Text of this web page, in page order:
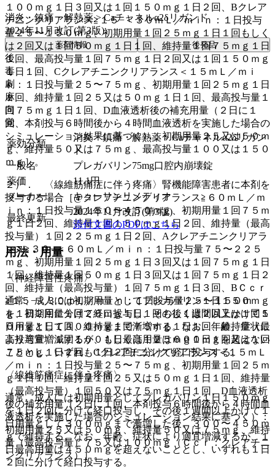
１００ｍｇ１日３回又は１回１５０ｍｇ１日２回、Bクレア
チニンクリアランス≧１５−＜３０ｍＬ／ｍｉｎ：１日投与
量２５〜１５０ｍｇ、初期用量１回２５ｍｇ１日１回もしく
は２回又は１回５０ｍｇ１日１回、維持量１回７５ｍｇ１日
１回、最高投与量１回７５ｍｇ１日２回又は１回１５０ｍｇ
１日１回、Cクレアチニンクリアランス＜１５ｍＬ／ｍｉ
ｎ：１日投与量２５〜７５ｍｇ、初期用量１回２５ｍｇ１日
１回、維持量１回２５又は５０ｍｇ１日１回、最高投与量１
回７５ｍｇ１日１回、D血液透析後の補充用量（２日に１
回、本剤投与６時間後から４時間血液透析を実施した場合の
シミュレーション結果に基づく）：初期用量２５又は５０ｍ
ｇ、維持量５０又は７５ｍｇ、最高投与量１００又は１５０
ｍｇ］。
２）． 〈線維筋痛症に伴う疼痛〉腎機能障害患者に本剤を
投与する場合［@クレアチニンクリアランス≧６０ｍＬ／ｍ
ｉｎ：１日投与量１５０〜４５０ｍｇ、初期用量１回７５ｍ
ｇ１日２回、維持量１回１５０ｍｇ１日２回、維持量（最高
投与量）１回２２５ｍｇ１日２回、Aクレアチニンクリアラ
ンス≧３０−＜６０ｍＬ／ｍｉｎ：１日投与量７５〜２２５
ｍｇ、初期用量１回２５ｍｇ１日３回又は１回７５ｍｇ１日
１回、維持量１回５０ｍｇ１日３回又は１回７５ｍｇ１日２
回、維持量（最高投与量）１回７５ｍｇ１日３回、BＣｃｒ
≧１５−＜３０ｍＬ／ｍｉｎ：１日投与量２５〜１５０ｍ
ｇ、初期用量１回２５ｍｇ１日１回もしくは２回又は１回５
０ｍｇ１日１回、維持量１回７５ｍｇ１日１回、維持量（最
高投与量）１回１００もしくは１２５ｍｇ１日１回又は１回
７５ｍｇ１日２回、Cクレアチニンクリアランス＜１５ｍＬ
／ｍｉｎ：１日投与量２５〜７５ｍｇ、初期用量１回２５ｍ
ｇ１日１回、維持量１回２５又は５０ｍｇ１日１回、維持量
（最高投与量）１回５０又は７５ｍｇ１日１回、D血液透析
後の補充用量（２日に１回、本剤投与６時間後から４時間血
液透析を実施した場合のシミュレーション結果に基づく）：
初期用量２５又は５０ｍｇ、維持量５０又は７５ｍｇ、維持
量（最高投与量）７５又は１００ｍｇ（Ｃｃｒ：クレアチニ
ンクリアランス）］。
消炎・鎮痛・解熱薬 > Caチャネルα2δリガンド
2024年11月改訂(第3版)
薬剤情報 後発品
後
毒
劇
麻
向
覚
薬効分類
消炎・鎮痛・解熱薬 > Caチャネルα2δリガン
ド
一般名
プレガバリン75mg口腔内崩壊錠
薬価
11.1円
メーカー
キョーリンリメディオ
最終更新
2024年11月改訂(第3版)
添付文書のPDFはこちら
用法・用量
〈神経障害性疼痛〉
通常、成人には初期用量としてプレガバリン１日１５０ｍｇ
を１日２回に分けて経口投与し、その後１週間以上かけて１
日用量として３００ｍｇまで漸増する。なお、年齢、症状に
より適宜増減するが、１日最高用量は６００ｍｇを超えない
こととし、いずれも１日２回に分けて経口投与する。
〈線維筋痛症に伴う疼痛〉
通常、成人には初期用量としてプレガバリン１日１５０ｍｇ
を１日２回に分けて経口投与し、その後１週間以上かけて１
日用量として３００ｍｇまで漸増した後、３００〜４５０ｍ
ｇで維持する。なお、年齢、症状により適宜増減するが、１
日最高用量は４５０ｍｇを超えないこととし、いずれも１日
２回に分けて経口投与する。